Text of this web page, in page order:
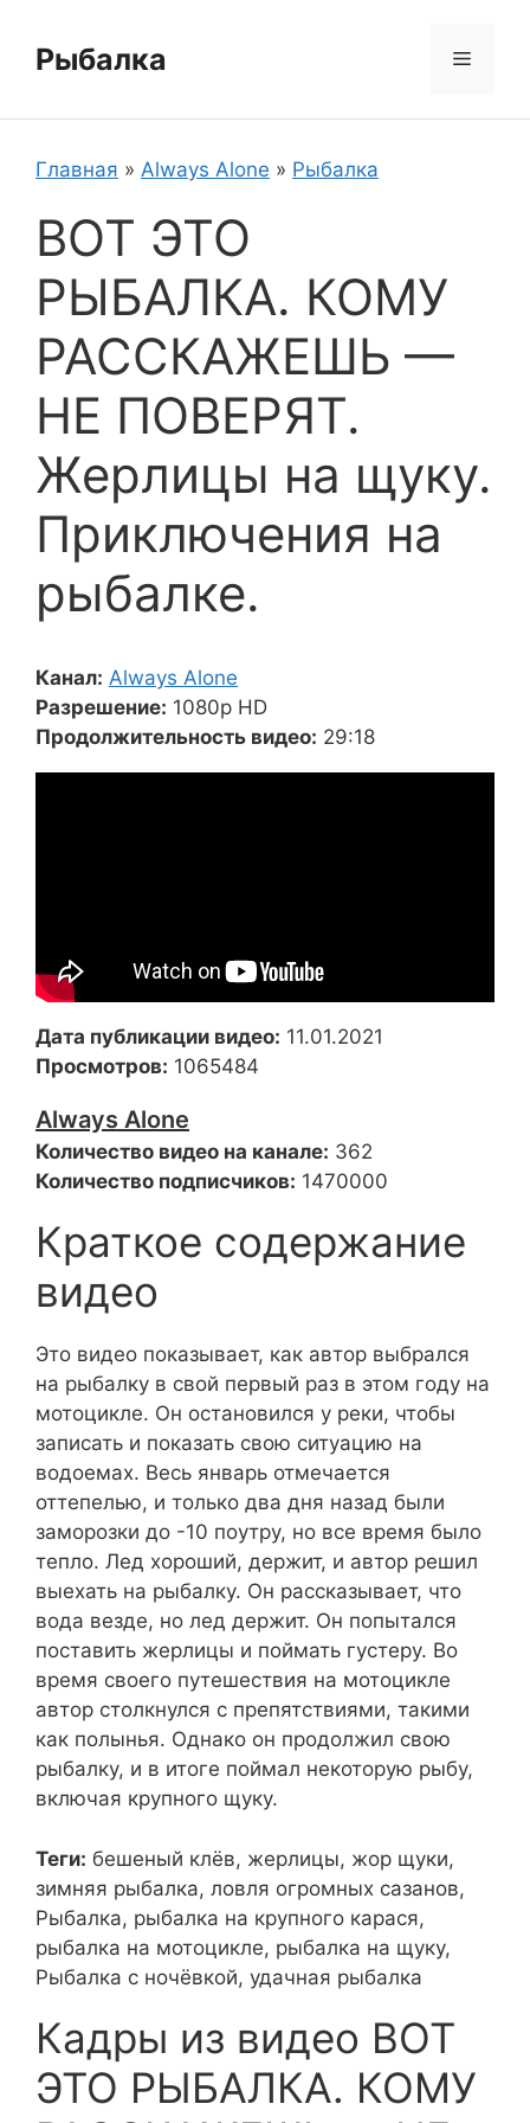
содержимому
Рыбалка Меню
Главная » Always Alone » Рыбалка
ВОТ ЭТО
РЫБАЛКА. КОМУ
РАССКАЖЕШЬ —
НЕ ПОВЕРЯТ.
Жерлицы на щуку.
Приключения на
рыбалке.
Канал: Always Alone
Разрешение: 1080p HD
Продолжительность видео: 29:18
Дата публикации видео: 11.01.2021
Просмотров: 1065484
Always Alone
Количество видео на канале: 362
Количество подписчиков: 1470000
Краткое содержание
видео
Это видео показывает, как автор выбрался
на рыбалку в свой первый раз в этом году на
мотоцикле. Он остановился у реки, чтобы
записать и показать свою ситуацию на
водоемах. Весь январь отмечается
оттепелью, и только два дня назад были
заморозки до -10 поутру, но все время было
тепло. Лед хороший, держит, и автор решил
выехать на рыбалку. Он рассказывает, что
вода везде, но лед держит. Он попытался
поставить жерлицы и поймать густеру. Во
время своего путешествия на мотоцикле
автор столкнулся с препятствиями, такими
как полынья. Однако он продолжил свою
рыбалку, и в итоге поймал некоторую рыбу,
включая крупного щуку.
Теги: бешеный клёв, жерлицы, жор щуки,
зимняя рыбалка, ловля огромных сазанов,
Рыбалка, рыбалка на крупного карася,
рыбалка на мотоцикле, рыбалка на щуку,
Рыбалка с ночёвкой, удачная рыбалка
Кадры из видео ВОТ
ЭТО РЫБАЛКА. КОМУ